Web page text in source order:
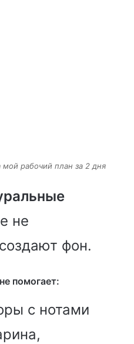
мой рабочий план за 2 дня
не
фон.
помогает:
с нотами